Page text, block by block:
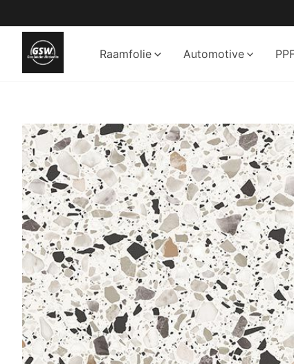
naar
inhoud
Raamfolie Automotive